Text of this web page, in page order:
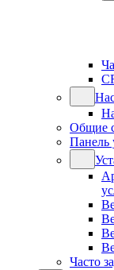
Общие
Панель
Часто